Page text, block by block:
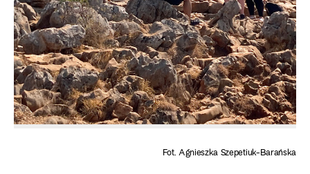
Fot. Agnieszka Szepetiuk-Barańska